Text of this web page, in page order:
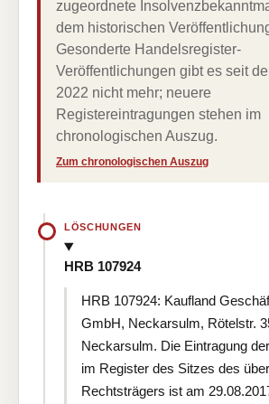
zugeordnete
dem historischen
Gesonderte Handelsregister-
Veröffentlichungen gibt es seit
2022 nicht mehr; neuere
Registereintragungen stehen im
chronologischen Auszug.
Zum chronologischen Auszug
LÖSCHUNGEN
HRB 107924
HRB 107924: Kaufland
GmbH, Neckarsulm, Rötelstr.
Neckarsulm. Die Eintragung
im Register des Sitzes des
Rechtsträgers ist am